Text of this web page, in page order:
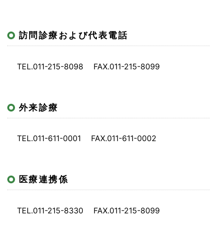
訪問診療および代表電話
TEL.011-215-8098 FAX.011-215-8099
外来診療
TEL.011-611-0001 FAX.011-611-0002
医療連携係
TEL.011-215-8330 FAX.011-215-8099